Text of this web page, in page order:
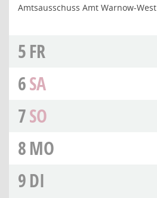
Amtsausschuss Amt Warnow-West
5FR
6SA
7SO
8MO
9DI